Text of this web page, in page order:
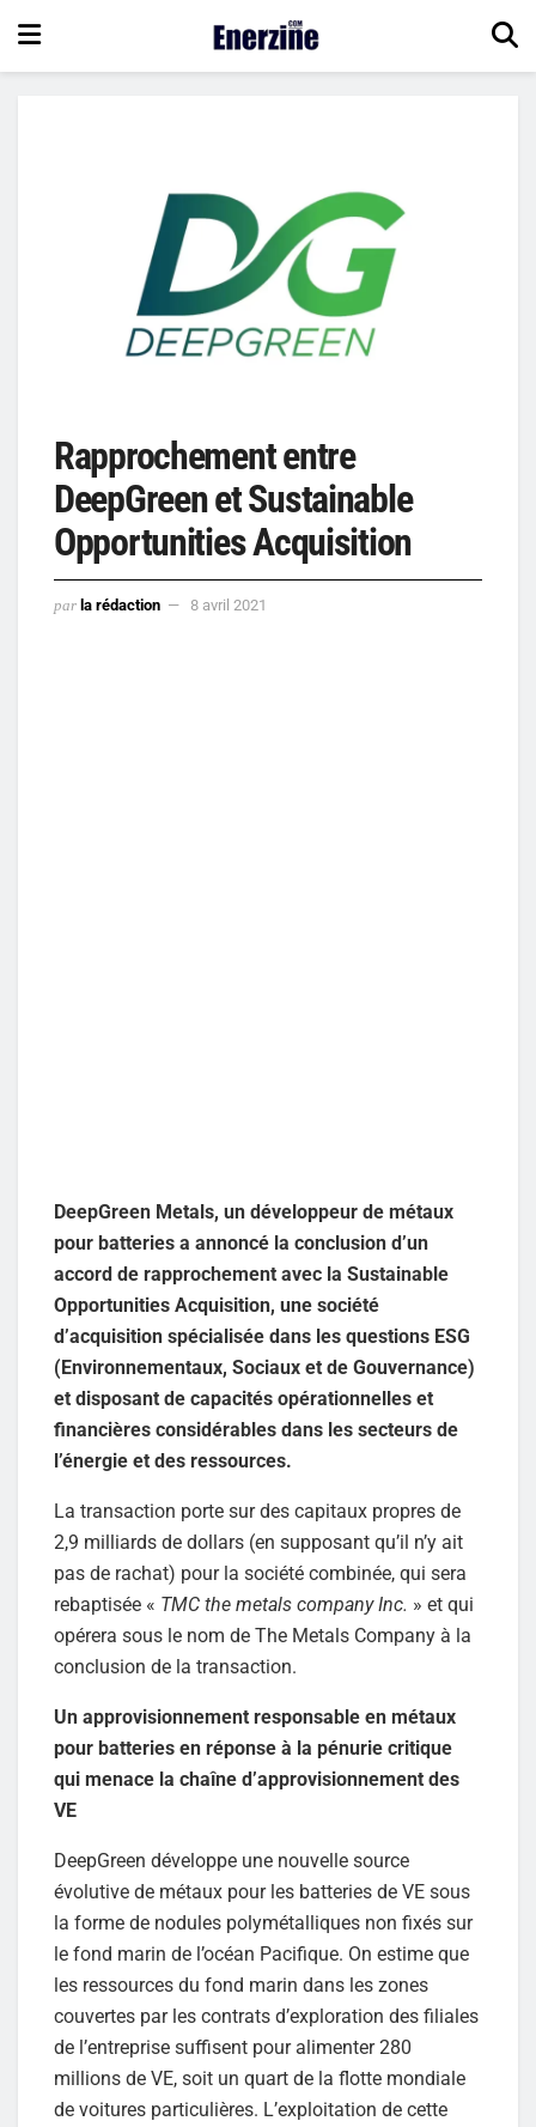
Rapprochement entre
DeepGreen et Sustainable
Opportunities Acquisition
par la rédaction 8 avril 2021
DeepGreen Metals, un développeur de métaux
pour batteries a annoncé la conclusion d’un
accord de rapprochement avec la Sustainable
Opportunities Acquisition, une société
d’acquisition spécialisée dans les questions ESG
(Environnementaux, Sociaux et de Gouvernance)
et disposant de capacités opérationnelles et
financières considérables dans les secteurs de
l’énergie et des ressources.
La transaction porte sur des capitaux propres de
2,9 milliards de dollars (en supposant qu’il n’y ait
pas de rachat) pour la société combinée, qui sera
rebaptisée « TMC the metals company Inc. » et qui
opérera sous le nom de The Metals Company à la
conclusion de la transaction.
Un approvisionnement responsable en métaux
pour batteries en réponse à la pénurie critique
qui menace la chaîne d’approvisionnement des
VE
DeepGreen développe une nouvelle source
évolutive de métaux pour les batteries de VE sous
la forme de nodules polymétalliques non fixés sur
le fond marin de l’océan Pacifique. On estime que
les ressources du fond marin dans les zones
couvertes par les contrats d’exploration des filiales
de l’entreprise suffisent pour alimenter 280
millions de VE, soit un quart de la flotte mondiale
de voitures particulières. L’exploitation de cette